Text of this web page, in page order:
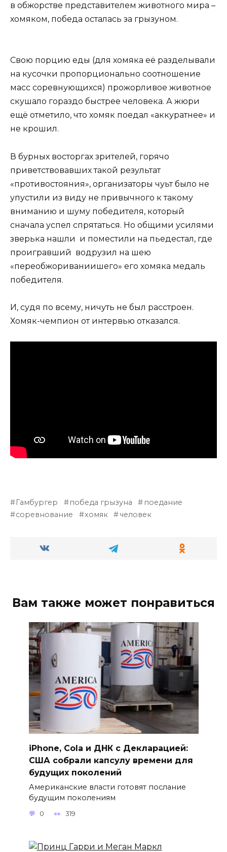
в обжорстве представителем животного мира –
хомяком, победа осталась за грызуном.
Свою порцию еды (для хомяка её разделывали
на кусочки пропорционально соотношение
масс соревнующихся) прожорливое животное
скушало гораздо быстрее человека. А жюри
ещё отметило, что хомяк поедал «аккуратнее» и
не крошил.
В бурных восторгах зрителей, горячо
приветствовавших такой результат
«противостояния», организаторы чуьт было не
упустили из виду не привычного к такому
вниманию и шуму победителя, который
сначала успел спрятаться. Но общими усилями
зверька нашли и поместили на пьедестал, где
проигравший водрузил на шею
«переобжориваниишего» его хомяка медаль
победителя.
И, судя по всему, ничуть не был расстроен.
Хомяк-чемпион от интервью отказался.
Гамбургер победа грызуна
поедание
соревнование
хомяк человек
Вам также может понравиться
iPhone, Cola и ДНК с Декларацией:
США собрали капсулу времени для
будущих поколений
Американские власти готовят послание
будущим поколениям
0 319